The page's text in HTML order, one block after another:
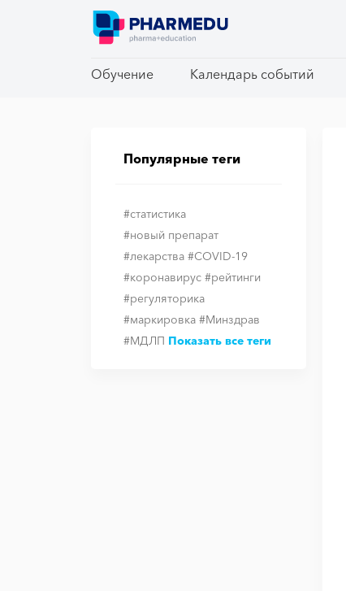
Обучение Календарь событий
Обучение Календарь событий
Популярные теги
#статистика
#новый препарат
#лекарства #COVID-19
#коронавирус #рейтинги
#регуляторика
#маркировка #Минздрав
#МДЛП Показать все теги